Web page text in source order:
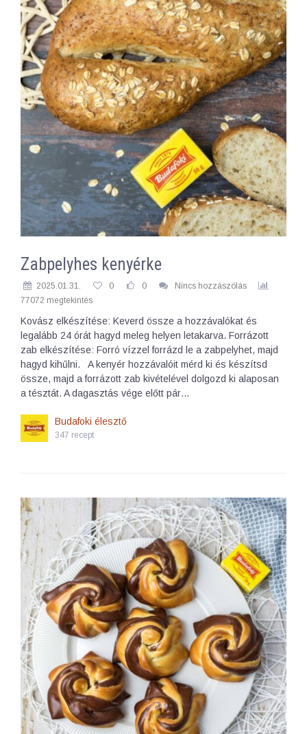
Zabpelyhes kenyérke
2025.01.31. 0 0
Nincs hozzászólás
77072 megtekintés
Kovász elkészítése: Keverd össze a hozzávalókat és
legalább 24 órát hagyd meleg helyen letakarva. Forrázott
zab elkészítése: Forró vízzel forrázd le a zabpelyhet, majd
hagyd kihűlni. A kenyér hozzávalóit mérd ki és készítsd
össze, majd a forrázott zab kivételével dolgozd ki alaposan
a tésztát. A dagasztás vége előtt pár…
Budafoki élesztő
347 recept